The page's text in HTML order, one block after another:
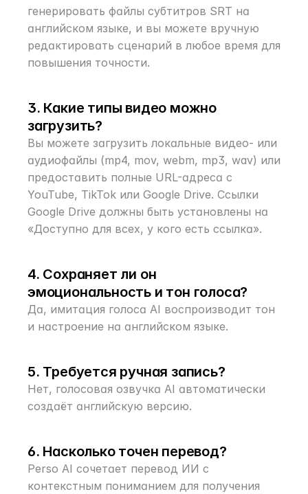
генерировать файлы субтитров SRT на
английском языке, и вы можете вручную
редактировать сценарий в любое время для
повышения точности.
3. Какие типы видео можно
загрузить?
Вы можете загрузить локальные видео- или
аудиофайлы (mp4, mov, webm, mp3, wav) или
предоставить полные URL-адреса с
YouTube, TikTok или Google Drive. Ссылки
Google Drive должны быть установлены на
«Доступно для всех, у кого есть ссылка».
4. Сохраняет ли он
эмоциональность и тон голоса?
Да, имитация голоса AI воспроизводит тон
и настроение на английском языке.
5. Требуется ручная запись?
Нет, голосовая озвучка AI автоматически
создаёт английскую версию.
6. Насколько точен перевод?
Perso AI сочетает перевод ИИ с
контекстным пониманием для получения